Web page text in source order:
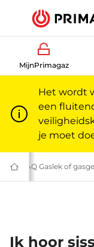
MijnPrimagaz
Het wordt
een
je moet
Gas
voor
| Primagaz
Propaangas en
FAQ Gaslek of
Ik hoor